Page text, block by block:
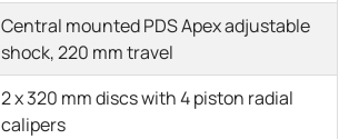
Central mounted PDS Apex adjustable
shock, 220 mm travel
2 x 320 mm discs with 4 piston radial
calipers